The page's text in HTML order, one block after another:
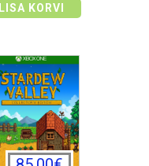
LISA KORVI